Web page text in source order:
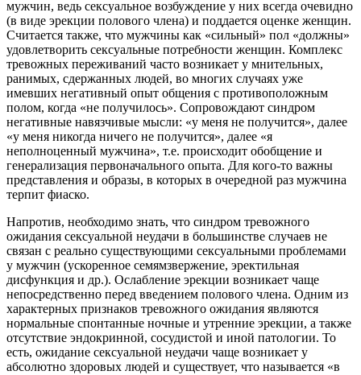
мужчин, ведь сексуальное возбуждение у них всегда очевидно
(в виде эрекции полового члена) и поддается оценке женщин.
Считается также, что мужчины как «сильный» пол «должны»
удовлетворить сексуальные потребности женщин. Комплекс
тревожных переживаний часто возникает у мнительных,
ранимых, сдержанных людей, во многих случаях уже
имевших негативный опыт общения с противоположным
полом, когда «не получилось». Сопровождают синдром
негативные навязчивые мысли: «у меня не получится», далее
«у меня никогда ничего не получится», далее «я
неполноценный мужчина», т.е. происходит обобщение и
генерализация первоначального опыта. Для кого-то важны
представления и образы, в которых в очередной раз мужчина
терпит фиаско.
Напротив, необходимо знать, что синдром тревожного
ожидания сексуальной неудачи в большинстве случаев не
связан с реально существующими сексуальными проблемами
у мужчин (ускоренное семямзвержение, эректильная
дисфункция и др.). Ослабление эрекции возникает чаще
непосредственно перед введением полового члена. Одним из
характерных признаков тревожного ожидания являются
нормальные спонтанные ночные и утренние эрекции, а также
отсутствие эндокринной, сосудистой и иной патологии. То
есть, ожидание сексуальной неудачи чаще возникает у
абсолютно здоровых людей и существует, что называется «в